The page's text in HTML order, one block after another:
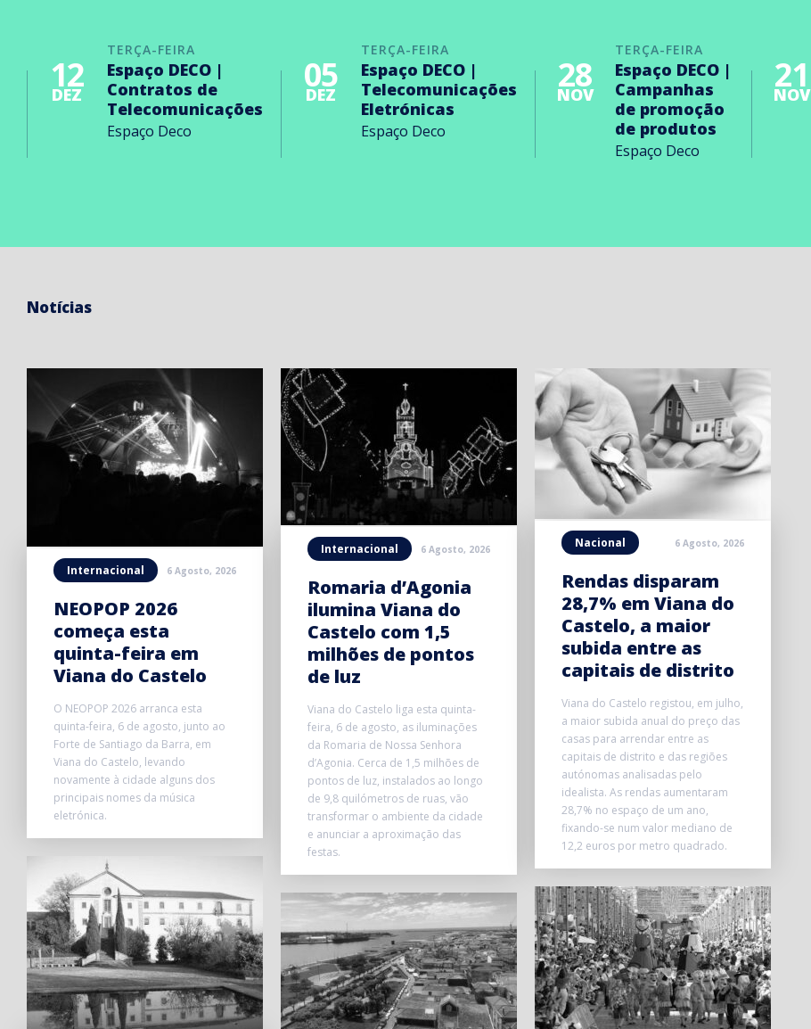
TERÇA-FEIRA
12
DEZ
Espaço DECO |
Contratos de
Telecomunicações
Espaço Deco
TERÇA-FEIRA
05
DEZ
Espaço DECO |
Telecomunicações
Eletrónicas
Espaço Deco
TERÇA-FEIRA
28
NOV
Espaço DECO |
Campanhas
de promoção
de produtos
Espaço Deco
21
NOV
Notícias
Internacional 6 Agosto, 2026
NEOPOP 2026
começa esta
quinta-feira em
Viana do Castelo
O NEOPOP 2026 arranca esta
quinta-feira, 6 de agosto, junto ao
Forte de Santiago da Barra, em
Viana do Castelo, levando
novamente à cidade alguns dos
principais nomes da música
eletrónica.
Internacional 6 Agosto, 2026
Romaria d’Agonia
ilumina Viana do
Castelo com 1,5
milhões de pontos
de luz
Viana do Castelo liga esta quinta-
feira, 6 de agosto, as iluminações
da Romaria de Nossa Senhora
d’Agonia. Cerca de 1,5 milhões de
pontos de luz, instalados ao longo
de 9,8 quilómetros de ruas, vão
transformar o ambiente da cidade
e anunciar a aproximação das
festas.
Nacional 6 Agosto, 2026
Rendas disparam
28,7% em Viana do
Castelo, a maior
subida entre as
capitais de distrito
Viana do Castelo registou, em julho,
a maior subida anual do preço das
casas para arrendar entre as
capitais de distrito e das regiões
autónomas analisadas pelo
idealista. As rendas aumentaram
28,7% no espaço de um ano,
fixando-se num valor mediano de
12,2 euros por metro quadrado.